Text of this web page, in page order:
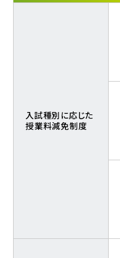
入試種別に応じた
授業料減免制度